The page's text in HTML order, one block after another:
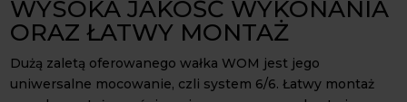
WYSOKA JAKOŚĆ WYKONANIA
ORAZ ŁATWY MONTAŻ
Dużą zaletą oferowanego wałka WOM jest jego
uniwersalne mocowanie, czli system 6/6. Łatwy montaż